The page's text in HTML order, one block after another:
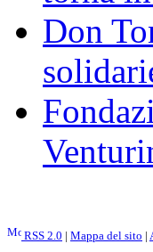
Don
RSS 2.0 | Mappa del sito |